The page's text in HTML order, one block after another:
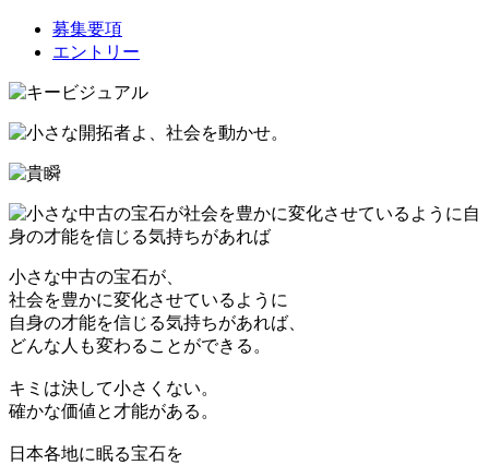
募集要項
エントリー
小さな中古の宝石が、
社会を豊かに変化させているように
自身の才能を信じる気持ちがあれば、
どんな人も変わることができる。
キミは決して小さくない。
確かな価値と才能がある。
日本各地に眠る宝石を